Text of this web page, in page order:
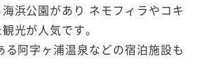
浜公園があり ネモフィラやコキ
光が人気です。
る阿字ヶ浦温泉などの宿泊施設も